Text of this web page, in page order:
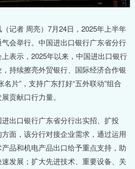
者 周亮）7月24日，2025年上半年
会举行。中国进出口银行广东省分行
表示，2025年以来，中国进出口银行
持续擦亮外贸银行、国际经济合作银
片”，支持广东打好“五外联动”组合
贡献口行力量。
出口银行广东省分行出实招、扩投
面，该分行对接企业需求，通过运用
品和机电产品出口给予重点支持，助
发展；扩大先进技术、重要设备、关